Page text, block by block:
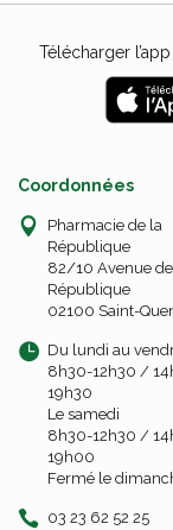
Télécharger
Coordonnées
Pharmacie de la
République
82/10 Avenue
République
02100 Saint-
Du lundi au
8h30-12h30 /
19h30
Le samedi
8h30-12h30 /
19h00
Fermé le
03 23 62 52 25